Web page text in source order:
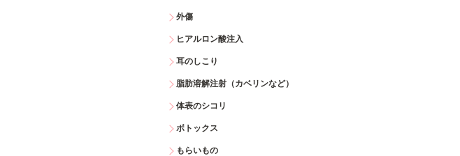
外傷
ヒアルロン酸注入
耳のしこり
脂肪溶解注射（カベリンなど）
体表のシコリ
ボトックス
もらいもの